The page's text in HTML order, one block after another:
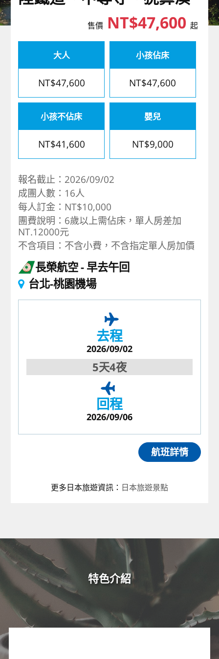
售價NT$47,600 起
大人
NT$47,600
小孩佔床
NT$47,600
小孩不佔床
NT$41,600
嬰兒
NT$9,000
報名截止：2026/09/02
成團人數：16人
每人訂金：NT$10,000
團費說明：6歲以上需佔床，單人房差加
NT.12000元
不含項目：不含小費，不含指定單人房加價
長榮航空 早去午回
台北-桃園機場
去程
2026/09/02
5天4夜
回程
2026/09/06
航班詳情
更多日本旅遊資訊 ： 日本旅遊景點
特色介紹